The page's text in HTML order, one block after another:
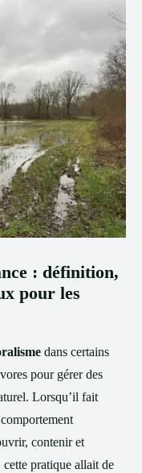
: définition,
pour les
dans certains
pour gérer des
Lorsqu’il fait
contenir et
pratique allait de